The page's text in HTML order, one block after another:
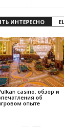
ИНТЕРЕСНО
casino: обзор и
об
опыте